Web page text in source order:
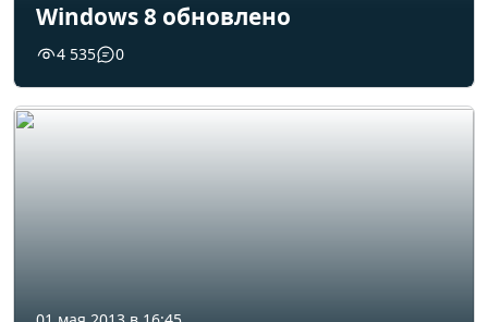
Windows 8 обновлено
4 535 0